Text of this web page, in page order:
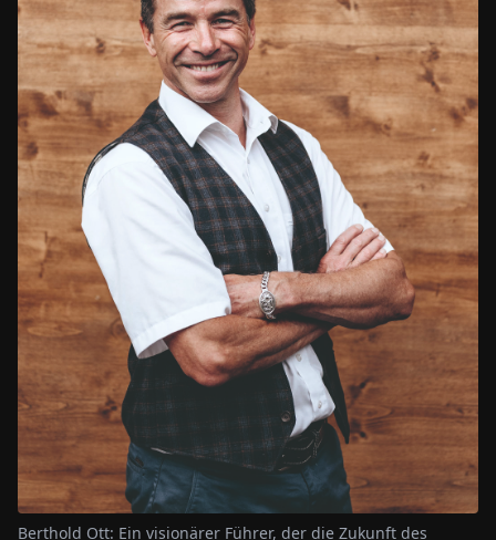
Berthold Ott: Ein visionärer Führer, der die Zukunft des